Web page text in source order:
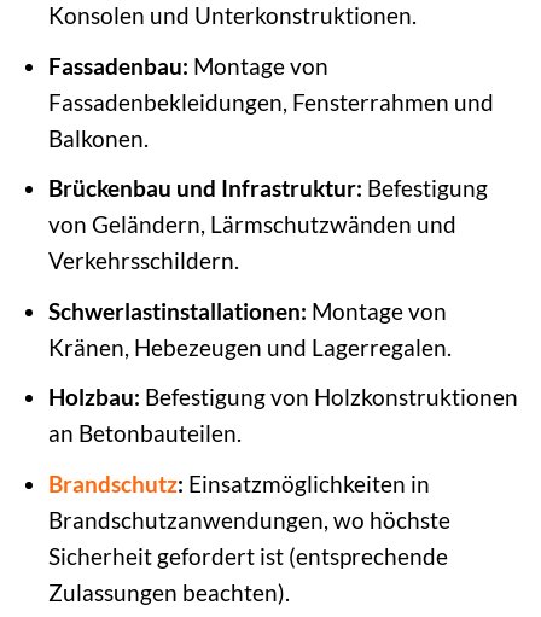
Konsolen und Unterkonstruktionen.
Fassadenbau: Montage von
Fassadenbekleidungen, Fensterrahmen und
Balkonen.
Brückenbau und Infrastruktur: Befestigung
von Geländern, Lärmschutzwänden und
Verkehrsschildern.
Schwerlastinstallationen: Montage von
Kränen, Hebezeugen und Lagerregalen.
Holzbau: Befestigung von Holzkonstruktionen
an Betonbauteilen.
Brandschutz: Einsatzmöglichkeiten in
Brandschutzanwendungen, wo höchste
Sicherheit gefordert ist (entsprechende
Zulassungen beachten).